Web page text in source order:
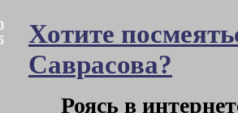
Хотите
Саврасова?
Роясь в